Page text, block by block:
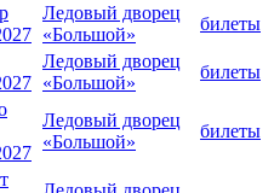
Ледовый дворец
«Большой»
билеты
Ледовый дворец
«Большой»
билеты
Ледовый дворец
«Большой»
билеты